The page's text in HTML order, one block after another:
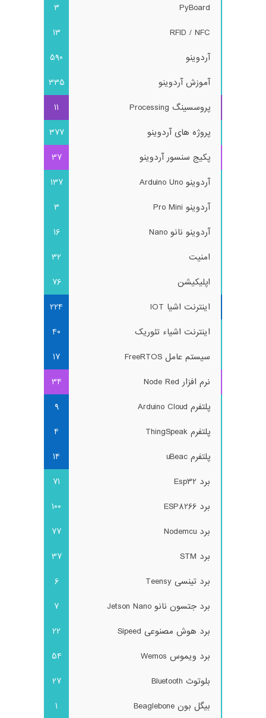
PyBoard
3
RFID / NFC
13
آردوینو
590
آموزش آردوینو
335
پروسسینگ Processing
11
پروژه های آردوینو
377
پکیج سنسور آردوینو
37
آردوینو Arduino Uno
137
آردوینو Pro Mini
3
آردوینو نانو Nano
16
امنیت
32
اپلیکیشن
76
اینترنت اشیا IOT
224
اینترنت اشیاء تئوریک
40
سیستم عامل FreeRTOS
17
نرم افزار Node Red
34
پلتفرم Arduino Cloud
9
پلتفرم ThingSpeak
4
پلتفرم uBeac
14
برد Esp32
71
برد ESP8266
100
برد Nodemcu
77
برد STM
37
برد تینسی Teensy
6
برد جتسون نانو Jetson Nano
7
برد هوش مصنوعی Sipeed
22
برد ویموس Wemos
54
بلوتوث Bluetooth
27
بیگل بون Beaglebone
1